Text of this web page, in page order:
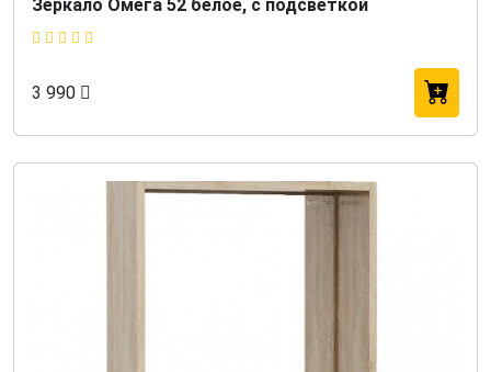
Зеркало Омега 52 белое, с подсветкой
3 990